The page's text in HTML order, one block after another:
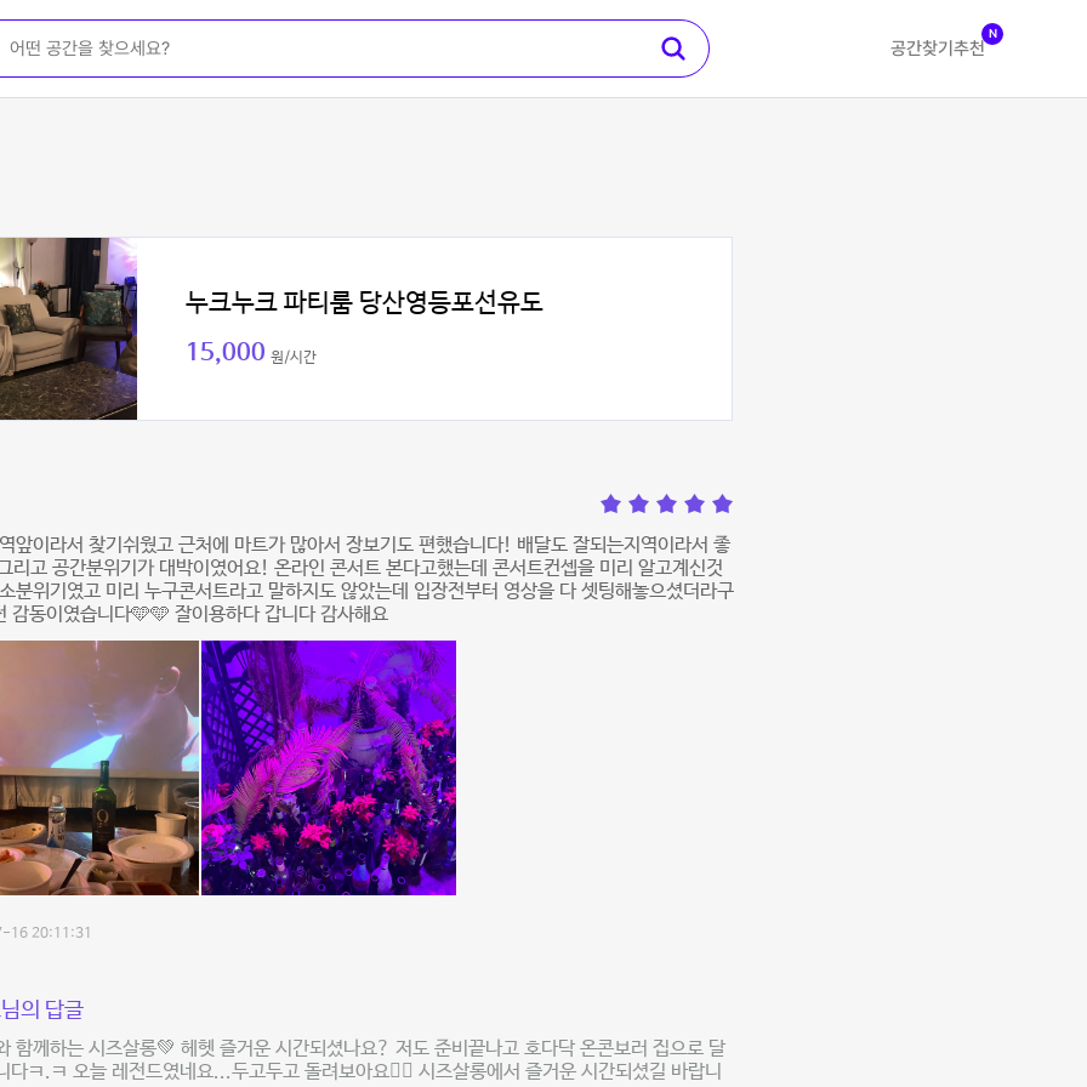
공간찾기 추천
N
누크누크 파티룸 당산영등포선유도
15,000 원/시간
앞이라서 찾기쉬웠고 근처에 마트가 많아서 장보기도 편했습니다! 배달도 잘되는지역이라서 좋
리고 공간분위기가 대박이였어요! 온라인 콘서트 본다고했는데 콘서트컨셉을 미리 알고계신것
분위기였고 미리 누구콘서트라고 말하지도 않았는데 입장전부터 영상을 다 셋팅해놓으셨더라구
감동이였습니다🩵🩵 잘이용하다 갑니다 감사해요
16 20:11:31
의 답글
함께하는 시즈살롱💚 헤헷 즐거운 시간되셨나요? 저도 준비끝나고 호다닥 온콘보러 집으로 달
다ㅋ.ㅋ 오늘 레전드였네요...두고두고 돌려보아요❤️‍🔥 시즈살롱에서 즐거운 시간되셨길 바랍니